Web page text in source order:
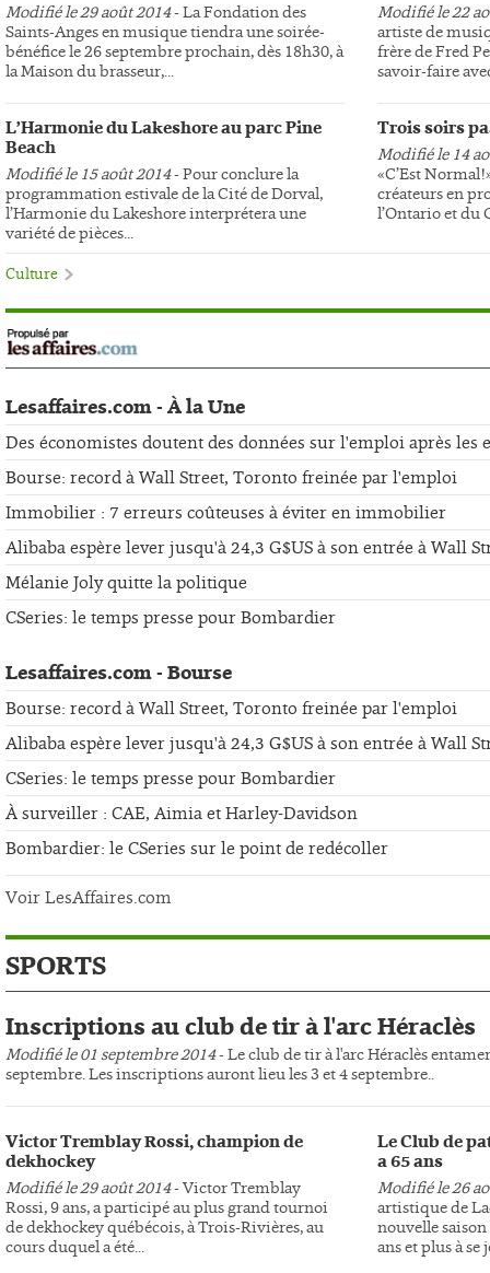
Modifié le 29 août 2014- La Fondation des
Saints-Anges en musique tiendra une soirée-
bénéfice le 26 septembre prochain, dès 18h30, à
la Maison du brasseur,...
L’Harmonie du Lakeshore au parc Pine
Beach
Modifié le 15 août 2014- Pour conclure la
programmation estivale de la Cité de Dorval,
l’Harmonie du Lakeshore interprétera une
variété de pièces...
Modifié le 22
artiste de
frère de Fred
savoir-faire
Trois soirs
Modifié le 14
«C’Est
créateurs en
l’Ontario et du
Culture
Lesaffaires.com - À la Une
Des économistes doutent des données sur l'emploi après
Bourse: record à Wall Street, Toronto freinée par l'emploi
Immobilier : 7 erreurs coûteuses à éviter en immobilier
Alibaba espère lever jusqu'à 24,3 G$US à son entrée à Wall
Mélanie Joly quitte la politique
CSeries: le temps presse pour Bombardier
Lesaffaires.com - Bourse
Bourse: record à Wall Street, Toronto freinée par l'emploi
Alibaba espère lever jusqu'à 24,3 G$US à son entrée à Wall
CSeries: le temps presse pour Bombardier
À surveiller : CAE, Aimia et Harley-Davidson
Bombardier: le CSeries sur le point de redécoller
Voir LesAffaires.com
SPORTS
Inscriptions au club de tir à l'arc Héraclès
Modifié le 01 septembre 2014- Le club de tir à l'arc Héraclès
septembre. Les inscriptions auront lieu les 3 et 4 septembre..
Victor Tremblay Rossi, champion de
dekhockey
Modifié le 29 août 2014- Victor Tremblay
Rossi, 9 ans, a participé au plus grand tournoi
de dekhockey québécois, à Trois-Rivières, au
cours duquel a été...
Le Club de
a 65 ans
Modifié le 26
artistique de
nouvelle
ans et plus à se